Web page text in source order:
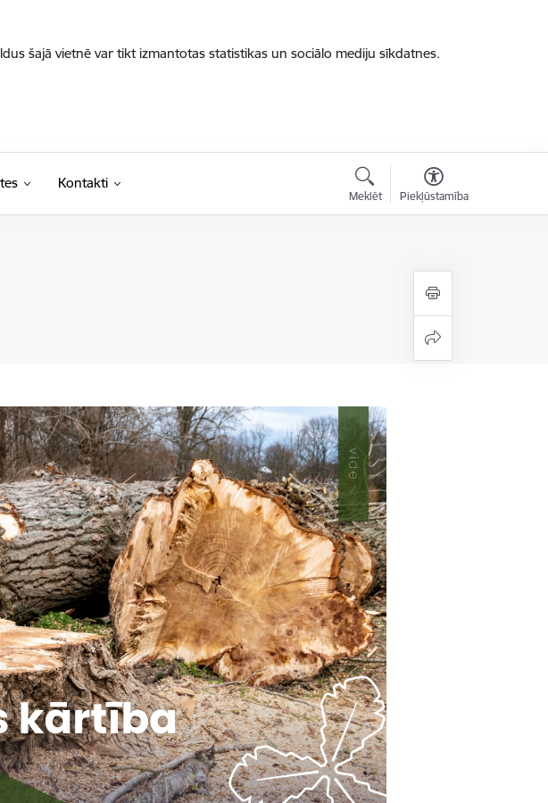
šajā vietnē var tikt izmantotas statistikas un sociālo mediju sīkdatnes.
Kontakti
Meklēt Piekļūstamība